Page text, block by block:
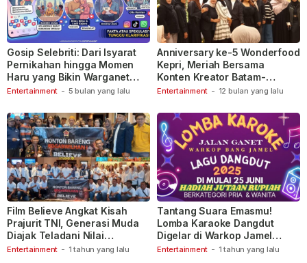
Entertainment - 5 bulan yang lalu
Gosip Selebriti: Dari Isyarat
Pernikahan hingga Momen
Haru yang Bikin Warganet
Berspekulasi
Entertainment - 12 bulan yang lalu
Anniversary ke-5 Wonderfood
Kepri, Meriah Bersama
Konten Kreator Batam-
Tanjungpinang
Entertainment - 1 tahun yang lalu
Film Believe Angkat Kisah
Prajurit TNI, Generasi Muda
Diajak Teladani Nilai
Keberanian
Entertainment - 1 tahun yang lalu
Tantang Suara Emasmu!
Lomba Karaoke Dangdut
Digelar di Warkop Jamel
Ganet